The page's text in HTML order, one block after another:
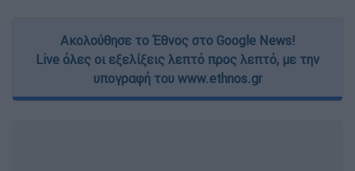
Ακολούθησε το Έθνος στο Google News!
Live όλες οι εξελίξεις λεπτό προς λεπτό, με την
υπογραφή του www.ethnos.gr